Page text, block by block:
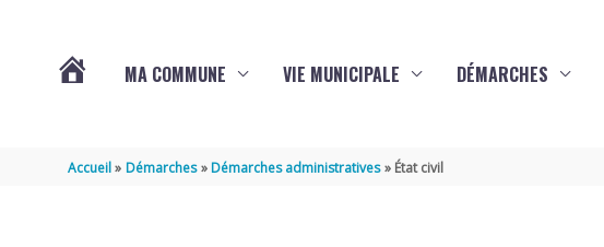
DE
MA COMMUNE VIE MUNICIPALE DÉMARCHES
Accueil Démarches Démarches administratives État civil